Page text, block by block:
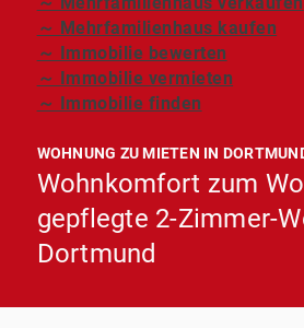
～ Mehrfamilienhaus kaufen
～ Immobilie bewerten
～ Immobilie vermieten
～ Immobilie finden
WOHNUNG ZU MIETEN IN
Wohnkomfort zum
gepflegte 2-Zimmer-
Dortmund